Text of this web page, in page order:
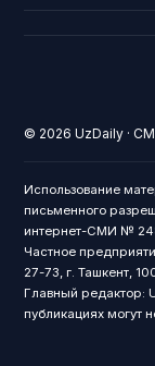
© 2026 UzDaily ·
Использование
письменного
интернет-СМИ №
Частное
27-73, г. Ташкент,
Главный редактор:
публикациях могут